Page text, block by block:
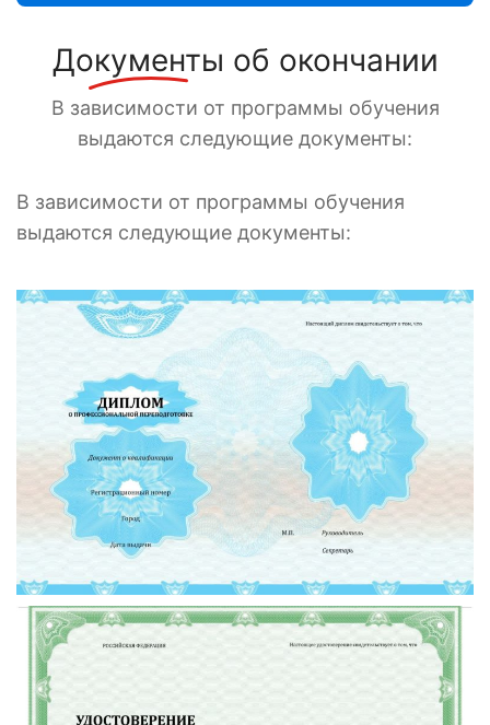
Документы об окончании
В зависимости от программы обучения
выдаются следующие документы:
В зависимости от программы обучения
выдаются следующие документы: